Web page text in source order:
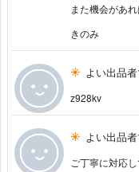
また機会があ
きのみ
よい出品
z928kv
よい出品
ご丁寧に対応